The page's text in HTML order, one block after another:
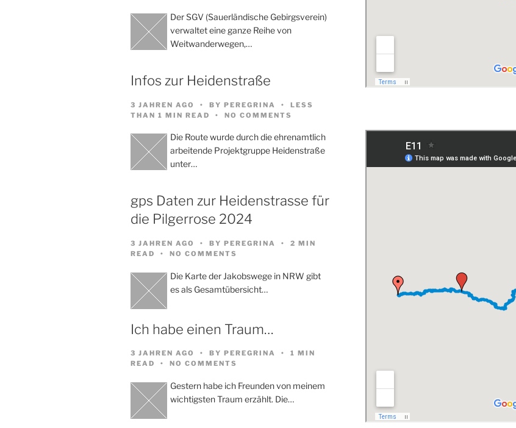
Der SGV (Sauerländische Gebirgsverein)
verwaltet eine ganze Reihe von
Weitwanderwegen,…
Infos zur Heidenstraße
3 JAHREN AGO BY PEREGRINA
LESS
THAN 1 MIN READ
NO COMMENTS
Die Route wurde durch die ehrenamtlich
arbeitende Projektgruppe Heidenstraße
unter…
gps Daten zur Heidenstrasse für
die Pilgerrose 2024
3 JAHREN AGO BY PEREGRINA
2 MIN
READ
NO COMMENTS
Die Karte der Jakobswege in NRW gibt
es als Gesamtübersicht…
Ich habe einen Traum…
3 JAHREN AGO BY PEREGRINA
1 MIN
READ
NO COMMENTS
Gestern habe ich Freunden von meinem
wichtigsten Traum erzählt. Die…